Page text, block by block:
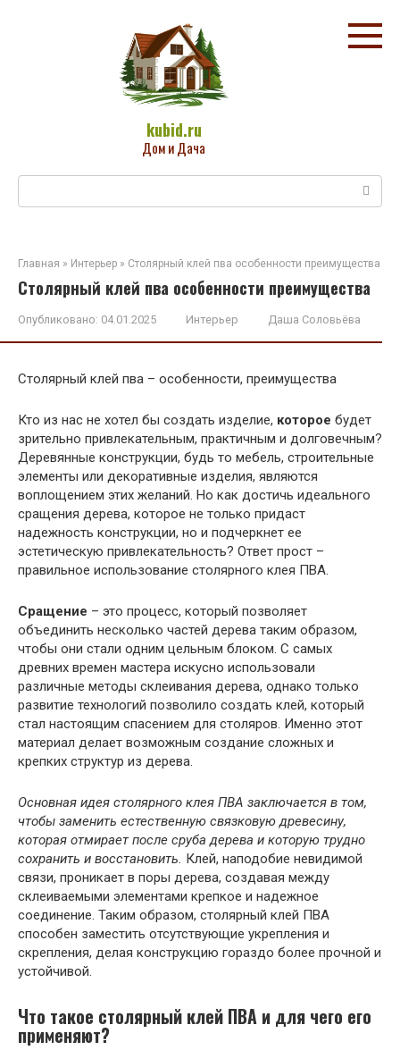
kubid.ru
Дом и Дача
Главная » Интерьер » Столярный клей пва особенности преимущества
Столярный клей пва особенности преимущества
Опубликовано: 04.01.2025 Интерьер Даша Соловьёва
Столярный клей пва – особенности, преимущества
Кто из нас не хотел бы создать изделие, которое будет
зрительно привлекательным, практичным и долговечным?
Деревянные конструкции, будь то мебель, строительные
элементы или декоративные изделия, являются
воплощением этих желаний. Но как достичь идеального
сращения дерева, которое не только придаст
надежность конструкции, но и подчеркнет ее
эстетическую привлекательность? Ответ прост –
правильное использование столярного клея ПВА.
Сращение – это процесс, который позволяет
объединить несколько частей дерева таким образом,
чтобы они стали одним цельным блоком. С самых
древних времен мастера искусно использовали
различные методы склеивания дерева, однако только
развитие технологий позволило создать клей, который
стал настоящим спасением для столяров. Именно этот
материал делает возможным создание сложных и
крепких структур из дерева.
Основная идея столярного клея ПВА заключается в том,
чтобы заменить естественную связковую древесину,
которая отмирает после сруба дерева и которую трудно
сохранить и восстановить. Клей, наподобие невидимой
связи, проникает в поры дерева, создавая между
склеиваемыми элементами крепкое и надежное
соединение. Таким образом, столярный клей ПВА
способен заместить отсутствующие укрепления и
скрепления, делая конструкцию гораздо более прочной и
устойчивой.
Что такое столярный клей ПВА и для чего его
применяют?